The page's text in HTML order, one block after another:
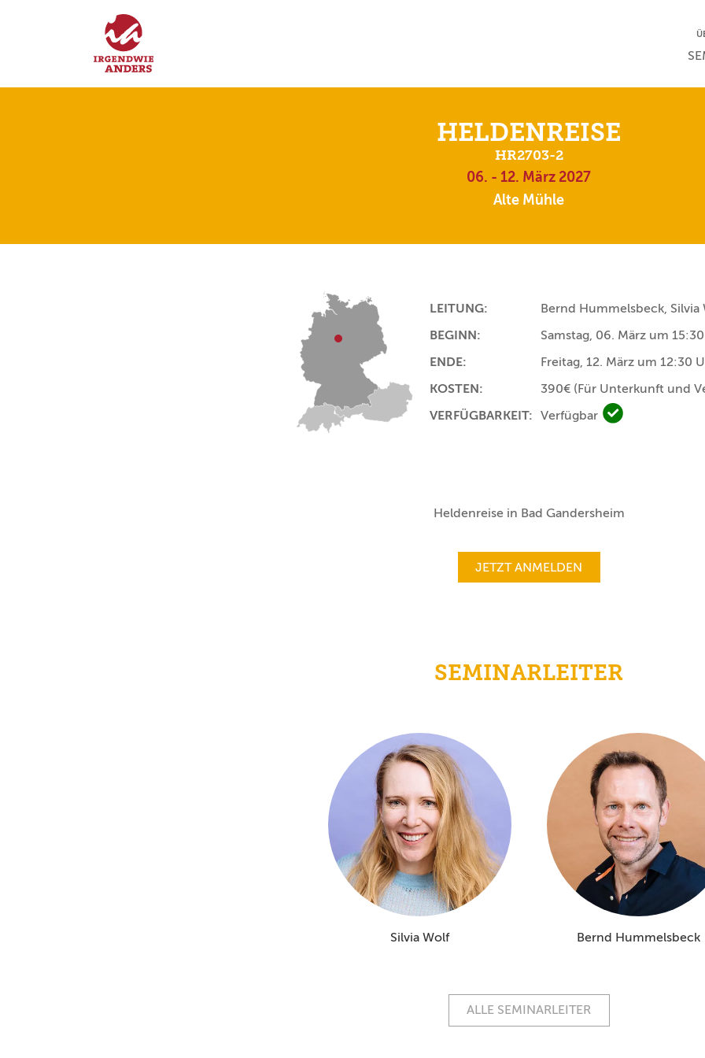
HELDENREISE
HR2703-2
06. - 12. März 2027
Alte Mühle
LEITUNG:
Bernd Hummelsbeck, Silvia
BEGINN:
Samstag, 06. März um
ENDE:
Freitag, 12. März um 12:30
KOSTEN:
390€ (Für Unterkunft und
VERFÜGBARKEIT: Verfügbar Verfügbar
Heldenreise in Bad Gandersheim
JETZT ANMELDEN
SEMINARLEITER
Silvia Wolf Bernd Hummelsbeck
ALLE SEMINARLEITER